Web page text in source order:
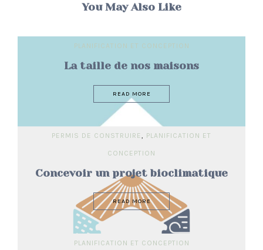
You May Also Like
PLANIFICATION ET CONCEPTION
La taille de nos maisons
READ MORE
PERMIS DE CONSTRUIRE PLANIFICATION ET
CONCEPTION
Concevoir un projet bioclimatique
READ MORE
PLANIFICATION ET CONCEPTION